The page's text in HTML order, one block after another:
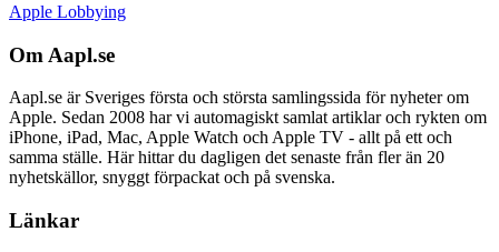
Apple Lobbying
Om Aapl.se
Aapl.se är Sveriges första och största samlingssida för nyheter om
Apple. Sedan 2008 har vi automagiskt samlat artiklar och rykten om
iPhone, iPad, Mac, Apple Watch och Apple TV - allt på ett och
samma ställe. Här hittar du dagligen det senaste från fler än 20
nyhetskällor, snyggt förpackat och på svenska.
Länkar